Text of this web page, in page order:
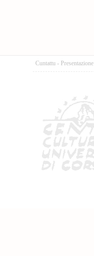
Cuntattu - Presentazione